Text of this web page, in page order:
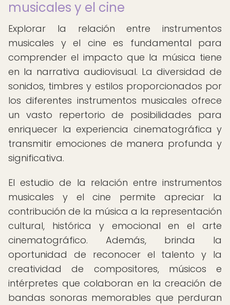
musicales y el cine
Explorar la relación entre instrumentos
musicales y el cine es fundamental para
comprender el impacto que la música tiene
en la narrativa audiovisual. La diversidad de
sonidos, timbres y estilos proporcionados por
los diferentes instrumentos musicales ofrece
un vasto repertorio de posibilidades para
enriquecer la experiencia cinematográfica y
transmitir emociones de manera profunda y
significativa.
El estudio de la relación entre instrumentos
musicales y el cine permite apreciar la
contribución de la música a la representación
cultural, histórica y emocional en el arte
cinematográfico. Además, brinda la
oportunidad de reconocer el talento y la
creatividad de compositores, músicos e
intérpretes que colaboran en la creación de
bandas sonoras memorables que perduran